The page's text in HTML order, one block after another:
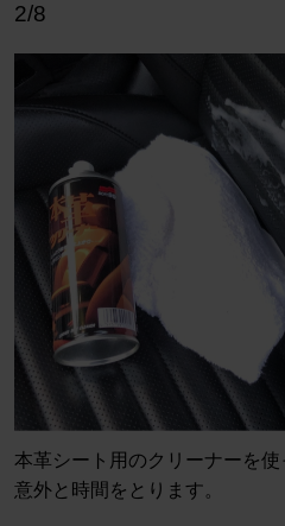
2/8
本革シート用のクリーナーを
意外と時間をとります。